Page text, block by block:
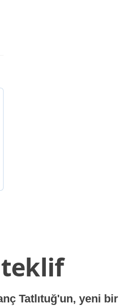
teklif
Tatlıtuğ'un, yeni bir